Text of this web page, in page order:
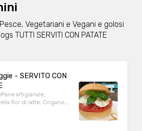
Vegetariani e Vegani e golosi
TUTTI SERVITI CON PATATE
- SERVITO CON
artigianale,
fior di latte, Origano,
Provalo con
di manzo classic (